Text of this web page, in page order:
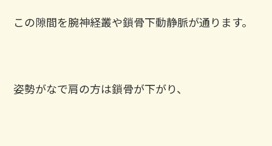
この隙間を腕神経叢や鎖骨下動静脈が通ります。
姿勢がなで肩の方は鎖骨が下がり、